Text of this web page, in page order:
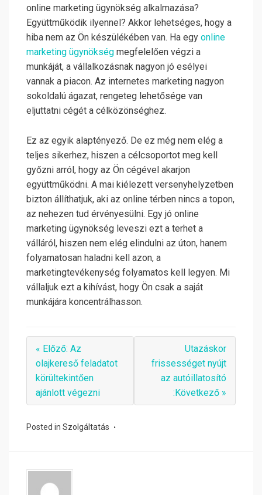
online marketing ügynökség alkalmazása?
Együttműködik ilyennel? Akkor lehetséges, hogy a
hiba nem az Ön készülékében van. Ha egy online
marketing ügynökség megfelelően végzi a
munkáját, a vállalkozásnak nagyon jó esélyei
vannak a piacon. Az internetes marketing nagyon
sokoldalú ágazat, rengeteg lehetősége van
eljuttatni cégét a célközönséghez.
Ez az egyik alaptényező. De ez még nem elég a
teljes sikerhez, hiszen a célcsoportot meg kell
győzni arról, hogy az Ön cégével akarjon
együttműködni. A mai kiélezett versenyhelyzetben
bizton állíthatjuk, aki az online térben nincs a topon,
az nehezen tud érvényesülni. Egy jó online
marketing ügynökség leveszi ezt a terhet a
válláról, hiszen nem elég elindulni az úton, hanem
folyamatosan haladni kell azon, a
marketingtevékenység folyamatos kell legyen. Mi
vállaljuk ezt a kihívást, hogy Ön csak a saját
munkájára koncentrálhasson.
« Előző: Az
olajkereső feladatot
körültekintően
ajánlott végezni
Utazáskor
frissességet nyújt
az autóillatosító
:Következő »
Posted in Szolgáltatás